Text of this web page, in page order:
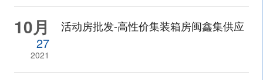
10月
27
2021
活动房批发-高性价集装箱房闽鑫集供应